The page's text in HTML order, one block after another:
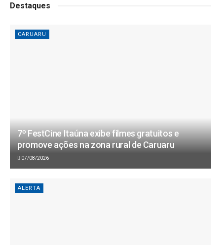
Destaques
CARUARU
7º FestCine Itaúna exibe filmes gratuitos e
promove ações na zona rural de Caruaru
07/08/2026
ALERTA